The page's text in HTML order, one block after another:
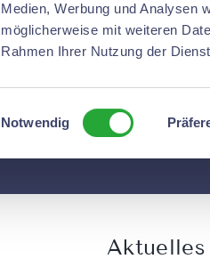
Medien, Werbung und Analysen
möglicherweise mit weiteren
Rahmen Ihrer Nutzung der
Einwilligungsauswahl
Notwendig
Aktuelles